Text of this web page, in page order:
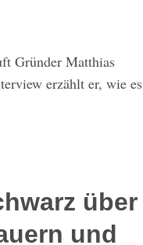
Gründer Matthias
erzählt er, wie es
über
und